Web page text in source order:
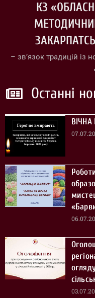
КЗ
– зв’язок традицій із
Останні